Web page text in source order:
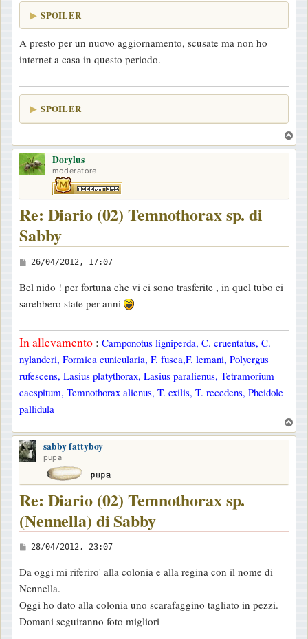
SPOILER
A presto per un nuovo aggiornamento, scusate ma non ho
internet a casa in questo periodo.
SPOILER
o
Dorylus
moderatore
Re: Diario (02) Temnothorax sp. di
Sabby
M
s
s
g
g
i
o
26/04/2012, 17:07
Bel nido ! per fortuna che vi ci sono trasferite , in quel tubo ci
sarebbero state per anni
In allevamento : Camponotus ligniperda, C. cruentatus, C.
nylanderi, Formica cunicularia, F. fusca,F. lemani, Polyergus
rufescens, Lasius platythorax, Lasius paralienus, Tetramorium
caespitum, Temnothorax alienus, T. exilis, T. recedens, Pheidole
pallidula
o
sabby fattyboy
pupa
Re: Diario (02) Temnothorax sp.
(Nennella) di Sabby
M
s
s
a
g
28/04/2012, 23:07
Da oggi mi riferiro' alla colonia e alla regina con il nome di
Nennella.
Oggi ho dato alla colonia uno scarafaggino tagliato in pezzi.
Domani seguiranno foto migliori